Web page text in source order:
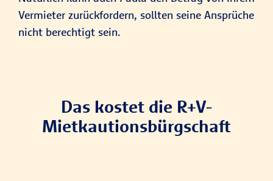
Vermieter zurückfordern, sollten seine Ansprüche
nicht berechtigt sein.
Das kostet die R+V-
Mietkautionsbürgschaft